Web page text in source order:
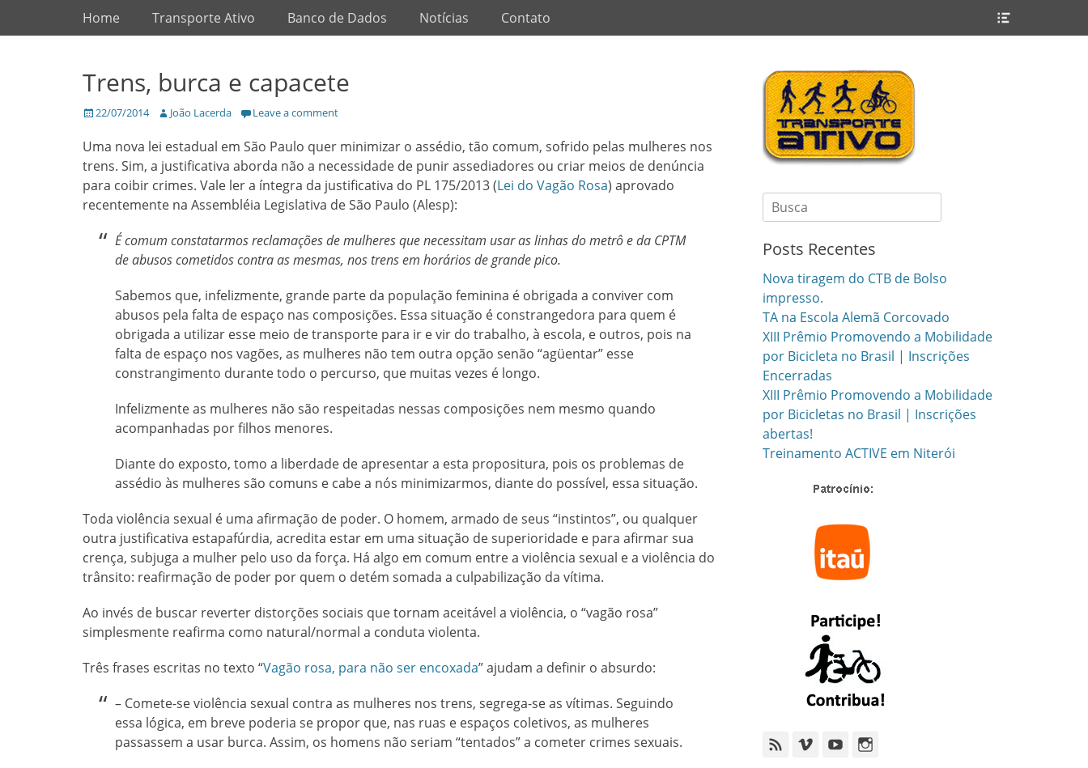
Primary Menu
SkipHome Transporte Ativo Banco de Dados Notícias Contato
Trens, burca e capacete
Posted
22/07/2014 Author
João Lacerda Leave a comment
Uma nova lei estadual em São Paulo quer minimizar o assédio, tão comum, sofrido pelas mulheres nos
trens. Sim, a justificativa aborda não a necessidade de punir assediadores ou criar meios de denúncia
para coibir crimes. Vale ler a íntegra da justificativa do PL 175/2013 (Lei do Vagão Rosa) aprovado
recentemente na Assembléia Legislativa de São Paulo (Alesp):
É comum constatarmos reclamações de mulheres que necessitam usar as linhas do metrô e da CPTM
de abusos cometidos contra as mesmas, nos trens em horários de grande pico.
Sabemos que, infelizmente, grande parte da população feminina é obrigada a conviver com
abusos pela falta de espaço nas composições. Essa situação é constrangedora para quem é
obrigada a utilizar esse meio de transporte para ir e vir do trabalho, à escola, e outros, pois na
falta de espaço nos vagões, as mulheres não tem outra opção senão “agüentar” esse
constrangimento durante todo o percurso, que muitas vezes é longo.
Infelizmente as mulheres não são respeitadas nessas composições nem mesmo quando
acompanhadas por filhos menores.
Diante do exposto, tomo a liberdade de apresentar a esta propositura, pois os problemas de
assédio às mulheres são comuns e cabe a nós minimizarmos, diante do possível, essa situação.
Toda violência sexual é uma afirmação de poder. O homem, armado de seus “instintos”, ou qualquer
outra justificativa estapafúrdia, acredita estar em uma situação de superioridade e para afirmar sua
crença, subjuga a mulher pelo uso da força. Há algo em comum entre a violência sexual e a violência do
trânsito: reafirmação de poder por quem o detém somada a culpabilização da vítima.
Ao invés de buscar reverter distorções sociais que tornam aceitável a violência, o “vagão rosa”
simplesmente reafirma como natural/normal a conduta violenta.
Três frases escritas no texto “Vagão rosa, para não ser encoxada” ajudam a definir o absurdo:
– Comete-se violência sexual contra as mulheres nos trens, segrega-se as vítimas. Seguindo
essa lógica, em breve poderia se propor que, nas ruas e espaços coletivos, as mulheres
passassem a usar burca. Assim, os homens não seriam “tentados” a cometer crimes sexuais.
Search
for:
Posts Recentes
Nova tiragem do CTB de Bolso
impresso.
TA na Escola Alemã Corcovado
XIII Prêmio Promovendo a Mobilidade
por Bicicleta no Brasil | Inscrições
Encerradas
XIII Prêmio Promovendo a Mobilidade
por Bicicletas no Brasil | Inscrições
abertas!
Treinamento ACTIVE em Niterói
Feed VimeoYouTube